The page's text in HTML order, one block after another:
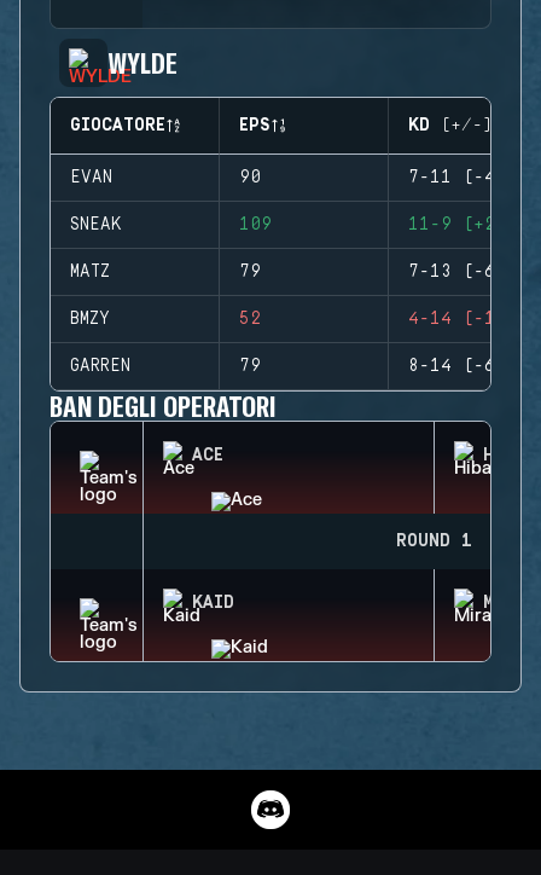
WYLDE
GIOCATORE EPS KD (+/-)
EVAN 90 7-11 (-4)
SNEAK 109 11-9 (+2)
MATZ 79 7-13 (-6)
BMZY 52 4-14 (-10)
GARREN 79 8-14 (-6)
BAN DEGLI OPERATORI
ACE
ROUND 1
KAID MIRA